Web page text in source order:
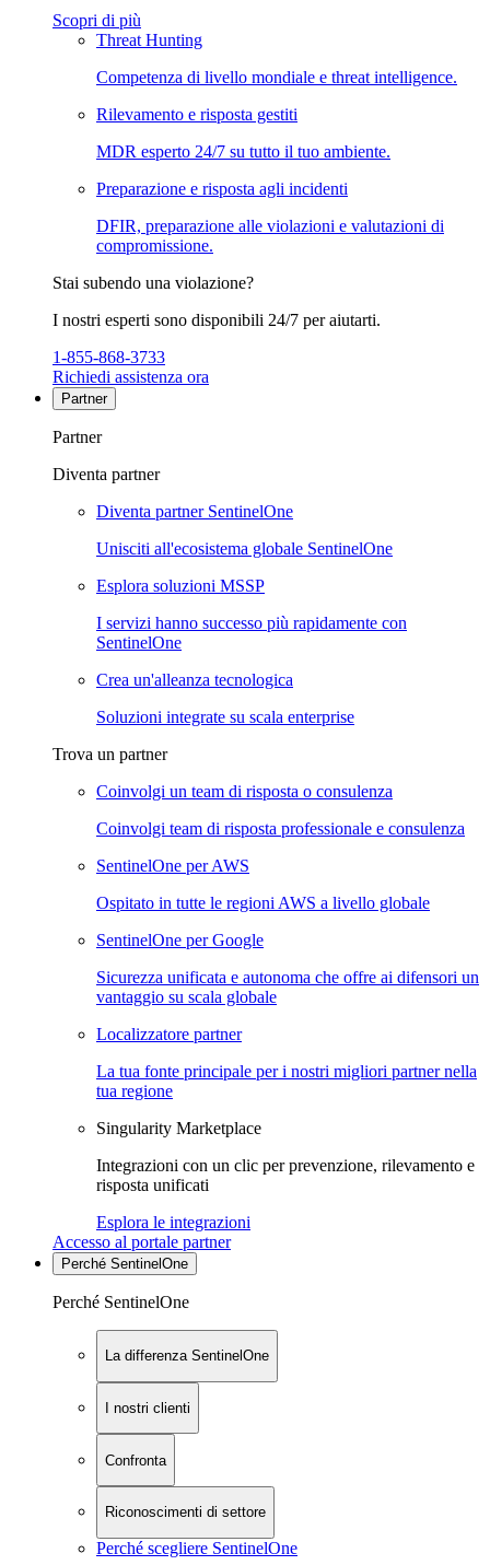
Scopri di più
Threat Hunting
Competenza di livello mondiale e threat intelligence.
Rilevamento e risposta gestiti
MDR esperto 24/7 su tutto il tuo ambiente.
Preparazione e risposta agli incidenti
DFIR, preparazione alle violazioni e valutazioni di
compromissione.
Stai subendo una violazione?
I nostri esperti sono disponibili 24/7 per aiutarti.
1-855-868-3733
Richiedi assistenza ora
Partner
Partner
Diventa partner
Diventa partner SentinelOne
Unisciti all'ecosistema globale SentinelOne
Esplora soluzioni MSSP
I servizi hanno successo più rapidamente con
SentinelOne
Crea un'alleanza tecnologica
Soluzioni integrate su scala enterprise
Trova un partner
Coinvolgi un team di risposta o consulenza
Coinvolgi team di risposta professionale e consulenza
SentinelOne per AWS
Ospitato in tutte le regioni AWS a livello globale
SentinelOne per Google
Sicurezza unificata e autonoma che offre ai difensori un
vantaggio su scala globale
Localizzatore partner
La tua fonte principale per i nostri migliori partner nella
tua regione
Singularity Marketplace
Integrazioni con un clic per prevenzione, rilevamento e
risposta unificati
Esplora le integrazioni
Accesso al portale partner
Perché SentinelOne
Perché SentinelOne
La differenza SentinelOne
I nostri clienti
Confronta
Riconoscimenti di settore
Perché scegliere SentinelOne